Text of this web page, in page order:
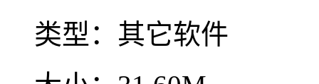
类型： 其它软件